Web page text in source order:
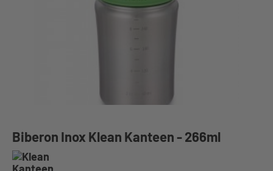
Biberon Inox Klean Kanteen - 266ml